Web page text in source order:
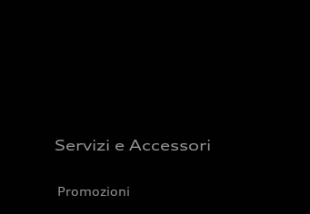
Servizi e Accessori
Promozioni